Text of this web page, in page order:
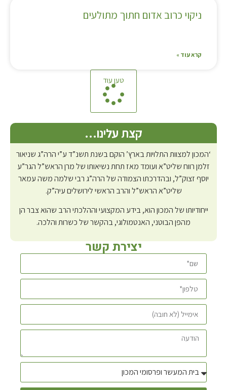
ניקוי כרוב אדום חתוך מתולעים
קרא עוד »
טען עוד
קצת עלינו…
‘המכון למצוות התלויות בארץ’ הוקם בשנת תשנ”ד ע”י הרה”ג שניאור
זלמן רווח שליט”א ועומד מאז תחת נשיאותו של מרן הראש”ל הגר”ע
יוסף זצוק”ל, ובהדרכתו הצמודה של הרה”ג רבי שלמה משה עמאר
שליט”א הראש”ל והרב הראשי לירושלים עיה”ק.
ייחודיותו של המכון הוא, בידע המקצועי וההלכתי הרב שהוא צבר הן
מהפן הבוטני, האנטמולוגי, בהקשר של כשרות והלכה.
יצירת קשר